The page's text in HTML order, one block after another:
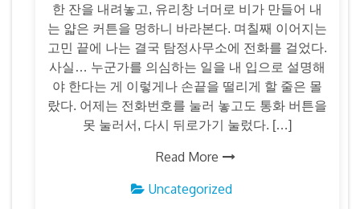
한 잔을 내려놓고, 유리창 너머로 비가 만들어 내
는 얇은 커튼을 멍하니 바라본다. 며칠째 이어지는
고민 끝에 나는 결국 탐정사무소에 전화를 걸었다.
사실… 누군가를 의심하는 일을 내 입으로 설명해
야 한다는 게 이렇게나 손끝을 떨리게 할 줄은 몰
랐다. 어제는 전화번호를 눌러 놓고도 통화 버튼을
못 눌러서, 다시 뒤로가기 눌렀다. […]
Read More
Uncategorized